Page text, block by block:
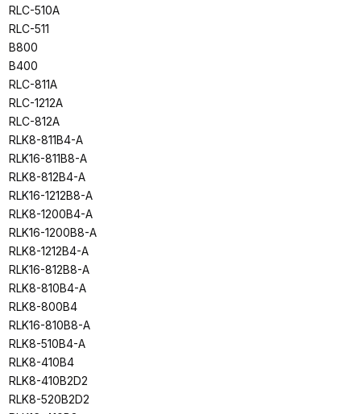
RLC-510A
RLC-511
B800
B400
RLC-811A
RLC-1212A
RLC-812A
RLK8-811B4-A
RLK16-811B8-A
RLK8-812B4-A
RLK16-1212B8-A
RLK8-1200B4-A
RLK16-1200B8-A
RLK8-1212B4-A
RLK16-812B8-A
RLK8-810B4-A
RLK8-800B4
RLK16-810B8-A
RLK8-510B4-A
RLK8-410B4
RLK8-410B2D2
RLK8-520B2D2